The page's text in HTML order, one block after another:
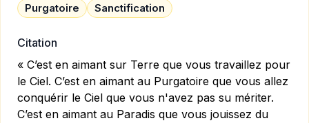
Purgatoire
Sanctification
Citation
« C’est en aimant sur Terre que vous travaillez pour
le Ciel. C’est en aimant au Purgatoire que vous allez
conquérir le Ciel que vous n'avez pas su mériter.
C’est en aimant au Paradis que vous jouissez du